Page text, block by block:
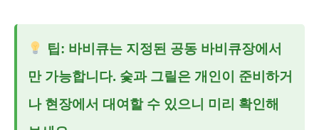
팁: 바비큐는 지정된 공동 바비큐장에서
만 가능합니다. 숯과 그릴은 개인이 준비하거
나 현장에서 대여할 수 있으니 미리 확인해